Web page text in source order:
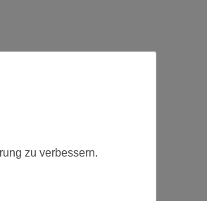
zu verbessern.